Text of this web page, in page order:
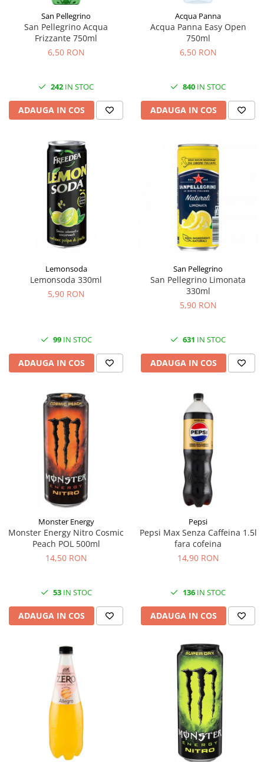
San Pellegrino
San Pellegrino Acqua
Frizzante 750ml
6,50 RON
242 IN STOC
ADAUGA IN COS
Acqua Panna
Acqua Panna Easy Open
750ml
6,50 RON
840 IN STOC
ADAUGA IN COS
Lemonsoda
Lemonsoda 330ml
5,90 RON
99IN STOC
ADAUGA IN COS
San Pellegrino
San Pellegrino Limonata
330ml
5,90 RON
631 IN STOC
ADAUGA IN COS
Monster Energy
Monster Energy Nitro Cosmic
Peach POL 500ml
14,50 RON
53IN STOC
ADAUGA IN COS
Pepsi
Pepsi Max Senza Caffeina 1.5l
fara cofeina
14,90 RON
136 IN STOC
ADAUGA IN COS